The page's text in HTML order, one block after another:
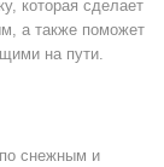
которая сделает
а также поможет
на пути.
снежным и